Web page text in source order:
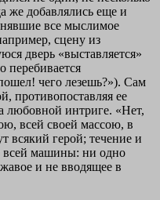
же добавлялись еще и
все мыслимое
сцену из
дверь «выставляется»
перебивается
чего лезешь?»). Сам
противопоставляя ее
любовной интриге. «Нет,
всей своей массою, в
герой; течение и
всей машины: ни одно
и не вводящее в